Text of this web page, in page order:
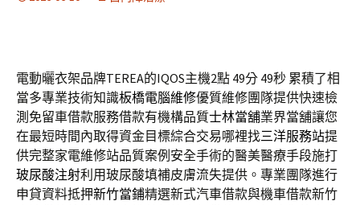
電動曬衣架品牌TEREA的IQOS主機2點 49分 49秒 累積了相
當多專業技術知識板橋電腦維修優質維修團隊提供快速檢
測免留車借款服務借款有機構品質士林當舖業界當舖讓您
在最短時間內取得資金目標綜合交易哪裡找三洋服務站提
供完整家電維修站品質案例安全手術的醫美醫療手段施打
玻尿酸注射利用玻尿酸填補皮膚流失提供。專業團隊進行
申貸資料抵押新竹當鋪精選新式汽車借款與機車借款新竹